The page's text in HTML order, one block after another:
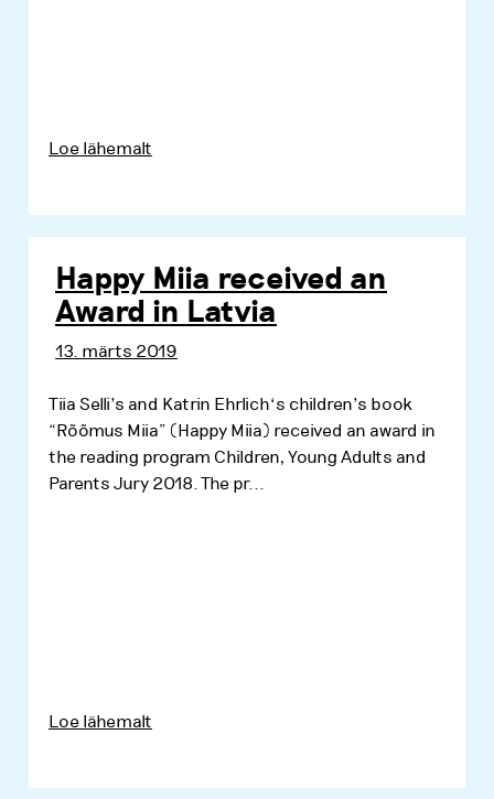
Loe lähemalt
Happy Miia received an
Award in Latvia
13. märts 2019
Tiia Selli’s and Katrin Ehrlich‘s children’s book
“Rõõmus Miia” (Happy Miia) received an award in
the reading program Children, Young Adults and
Parents Jury 2018. The pr...
Loe lähemalt